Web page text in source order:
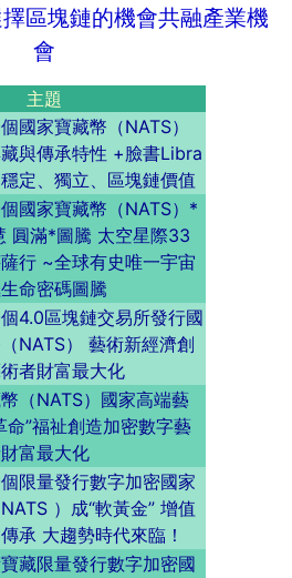
區塊鏈的機會共融產業機
會
主題
國家寶藏幣（NATS）
與傳承特性 +臉書Libra
定、獨立、區塊鏈價值
國家寶藏幣（NATS）*
圓滿*圖騰 太空星際33
行 ~全球有史唯一宇宙
命密碼圖騰
4.0區塊鏈交易所發行國
NATS） 藝術新經濟創
者財富最大化
（NATS）國家高端藝
命”福祉創造加密數字藝
富最大化
限量發行數字加密國家
）成“軟黃金” 增值
承 大趨勢時代來臨！
藏限量發行數字加密國